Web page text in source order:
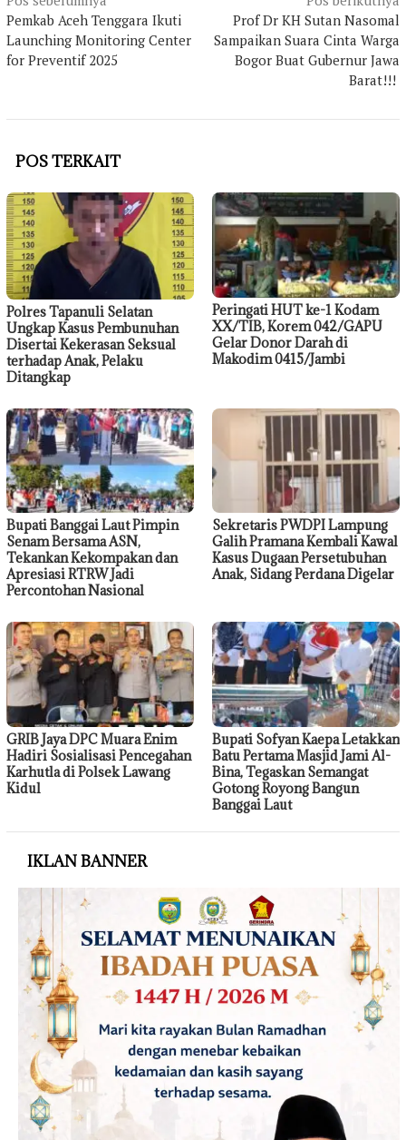
pos
Pemkab Aceh Tenggara Ikuti
Launching Monitoring Center
for Preventif 2025
Prof Dr KH Sutan Nasomal
Sampaikan Suara Cinta Warga
Bogor Buat Gubernur Jawa
Barat!!!
POS TERKAIT
Polres Tapanuli Selatan
Ungkap Kasus Pembunuhan
Disertai Kekerasan Seksual
terhadap Anak, Pelaku
Ditangkap
Peringati HUT ke-1 Kodam
XX/TIB, Korem 042/GAPU
Gelar Donor Darah di
Makodim 0415/Jambi
Bupati Banggai Laut Pimpin
Senam Bersama ASN,
Tekankan Kekompakan dan
Apresiasi RTRW Jadi
Percontohan Nasional
Sekretaris PWDPI Lampung
Galih Pramana Kembali Kawal
Kasus Dugaan Persetubuhan
Anak, Sidang Perdana Digelar
GRIB Jaya DPC Muara Enim
Hadiri Sosialisasi Pencegahan
Karhutla di Polsek Lawang
Kidul
Bupati Sofyan Kaepa Letakkan
Batu Pertama Masjid Jami Al-
Bina, Tegaskan Semangat
Gotong Royong Bangun
Banggai Laut
IKLAN BANNER